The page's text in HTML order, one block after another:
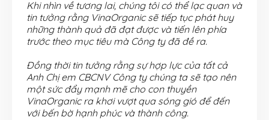
Khi nhìn về tương lai, chúng tôi có thể lạc quan và
tin tưởng rằng VinaOrganic sẽ tiếp tục phát huy
những thành quả đã đạt được và tiến lên phía
trước theo mục tiêu mà Công ty đã đề ra.
Đồng thời tin tưởng rằng sự hợp lực của tất cả
Anh Chị em CBCNV Công ty chúng ta sẽ tạo nên
một sức đẩy mạnh mẽ cho con thuyền
VinaOrganic ra khơi vượt qua sóng gió để đến
với bến bờ hạnh phúc và thành công.